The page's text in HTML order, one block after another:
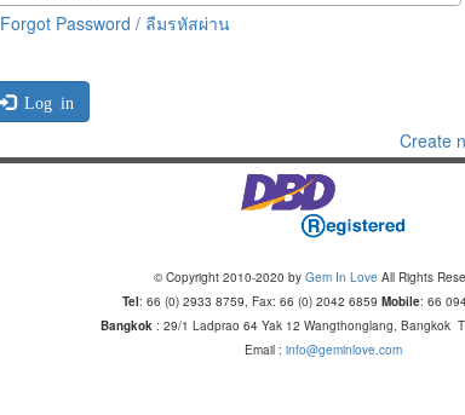
Forgot Password / ลืมรหัสผ่าน
Log in
Create
© Copyright 2010-2020 by Gem In Love All Rights
Tel: 66 (0) 2933 8759, Fax: 66 (0) 2042 6859 Mobile: 66
Bangkok : 29/1 Ladprao 64 Yak 12 Wangthonglang, Bangkok
Email : info@geminlove.com